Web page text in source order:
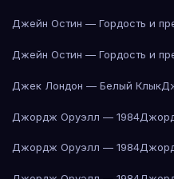
Джейн Остин — Гордость и
Джейн Остин — Гордость и
Джек Лондон — Белый Клык
Джордж Оруэлл — 1984
Джордж Оруэлл — 1984